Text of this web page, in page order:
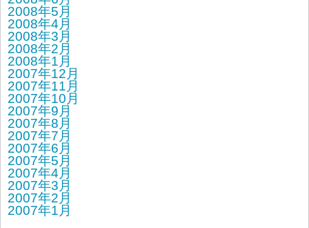
2008年5月
2008年4月
2008年3月
2008年2月
2008年1月
2007年12月
2007年11月
2007年10月
2007年9月
2007年8月
2007年7月
2007年6月
2007年5月
2007年4月
2007年3月
2007年2月
2007年1月